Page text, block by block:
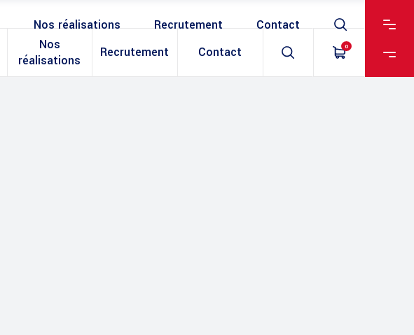
Nos
réalisations
Recrutement Contact 0
Nos réalisations Recrutement Contact